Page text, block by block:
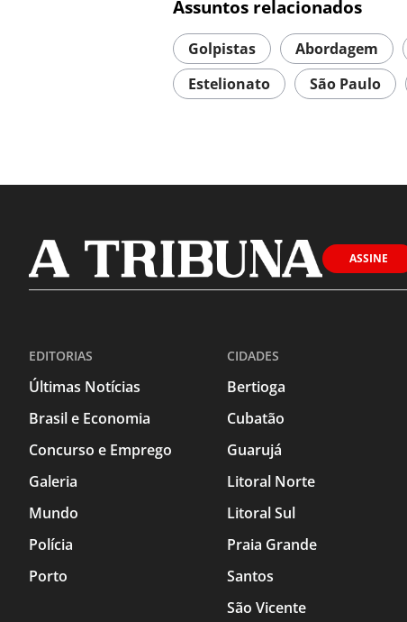
Assuntos relacionados
Golpistas Abordagem
Estelionato
São Paulo
ASSINE
EDITORIAS
Últimas Notícias
Brasil e Economia
Concurso e Emprego
Galeria
Mundo
Polícia
Porto
CIDADES
Bertioga
Cubatão
Guarujá
Litoral Norte
Litoral Sul
Praia Grande
Santos
São Vicente